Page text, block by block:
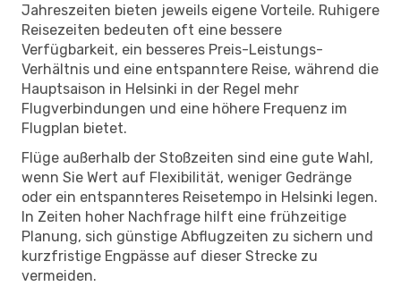
Jahreszeiten bieten jeweils eigene Vorteile. Ruhigere
Reisezeiten bedeuten oft eine bessere
Verfügbarkeit, ein besseres Preis-Leistungs-
Verhältnis und eine entspanntere Reise, während die
Hauptsaison in Helsinki in der Regel mehr
Flugverbindungen und eine höhere Frequenz im
Flugplan bietet.
Flüge außerhalb der Stoßzeiten sind eine gute Wahl,
wenn Sie Wert auf Flexibilität, weniger Gedränge
oder ein entspannteres Reisetempo in Helsinki legen.
In Zeiten hoher Nachfrage hilft eine frühzeitige
Planung, sich günstige Abflugzeiten zu sichern und
kurzfristige Engpässe auf dieser Strecke zu
vermeiden.